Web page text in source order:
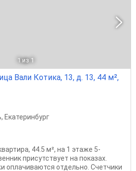
1 из 1
Вали Котика, 13, д. 13, 44 м²,
, Екатеринбург
44.5 м², на 1 этаже 5-
присутствует на показах.
оплачиваются отдельно. Счетчики